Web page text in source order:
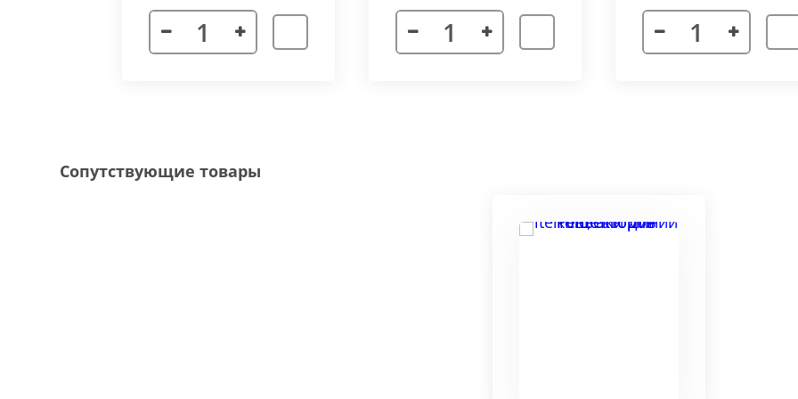
Декоративная рамка выполнена из алюминия. Придает прибору завершенности и помогает
напольного покрытия и короба конвектора, а также увеличивает жесткость короба.
соединения 70 градусов.
большей длины, конвектор собирается из отдельных сегментов.
Сопутствующие товары